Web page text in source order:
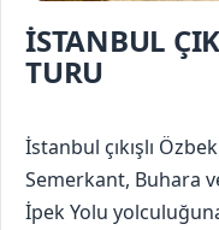
İSTANBUL
TURU
İstanbul çıkışlı
Semerkant, Buhara
İpek Yolu